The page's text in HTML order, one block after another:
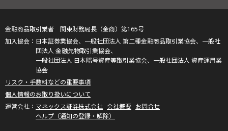
金融商品取引業者 関東財務局長（金商）第165号
日本証券業協会、一般社団法人 第二種金融商品取引業協会、一般社
団法人 金融先物取引業協会、
一般社団法人 日本暗号資産等取引業協会、一般社団法人 資産運用業
協会
リスク・手数料などの重要事項
個人情報のお取り扱いについて
マネックス証券株式会社 会社概要 お問合せ
ヘルプ（通知の登録・解除）